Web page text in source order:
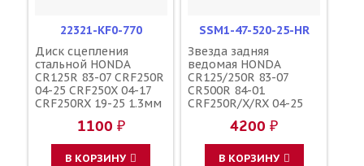
22321-KF0-770
Диск сцепления
стальной HONDA
CR125R 83-07 CRF250R
04-25 CRF250X 04-17
CRF250RX 19-25 1.3мм
710 22321-KF0-000
1100 ₽
В КОРЗИНУ
SSM1-47-520-25-HR
Звезда задняя
ведомая HONDA
CR125/250R 83-07
CR500R 84-01
CRF250R/X/RX 04-25
зубов 47 / MRP JTR210
1-3559-47
4200 ₽
В КОРЗИНУ